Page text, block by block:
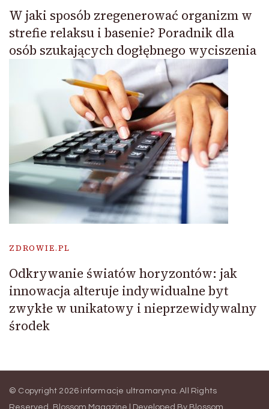
W jaki sposób zregenerować organizm w
strefie relaksu i basenie? Poradnik dla
osób szukających dogłębnego wyciszenia
ZDROWIE.PL
Odkrywanie światów horyzontów: jak
innowacja alteruje indywidualne byt
zwykłe w unikatowy i nieprzewidywalny
środek
© Copyright 2026 informacje ultramaryna. All Rights